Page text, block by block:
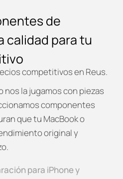
de
calidad para tu
competitivos en Reus.
nos la jugamos con piezas
componentes
que tu MacBook o
original y
para iPhone y